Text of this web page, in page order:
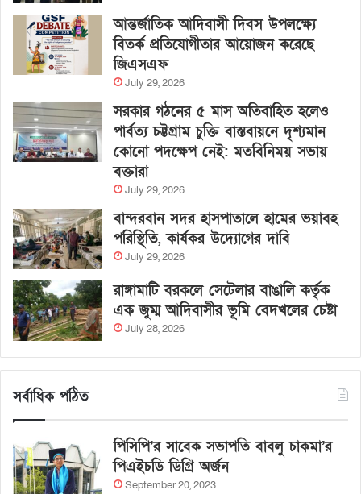
আন্তর্জাতিক আদিবাসী দিবস উপলক্ষ্যে
বিতর্ক প্রতিযোগীতার আয়োজন করেছে
জিএসএফ
July 29, 2026
সরকার গঠনের ৫ মাস অতিবাহিত হলেও
পার্বত্য চট্টগ্রাম চুক্তি বাস্তবায়নে দৃশ্যমান
কোনো পদক্ষেপ নেই: মতবিনিময় সভায়
বক্তারা
July 29, 2026
বান্দরবান সদর হাসপাতালে হামের ভয়াবহ
পরিস্থিতি, কার্যকর উদ্যোগের দাবি
July 29, 2026
রাঙ্গামাটি বরকলে সেটেলার বাঙালি কর্তৃক
এক জুম্ম আদিবাসীর ভূমি বেদখলের চেষ্টা
July 28, 2026
সর্বাধিক পঠিত
পিসিপি’র সাবেক সভাপতি বাবলু চাকমা’র
পিএইচডি ডিগ্রি অর্জন
September 20, 2023